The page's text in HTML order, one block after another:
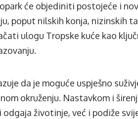
će objediniti postojeće i
poput nilskih konja, nizinskih
ulogu Tropske kuće kao
da je moguće uspješno
okruženju. Nastavkom i
odgaja životinje, već i podiže